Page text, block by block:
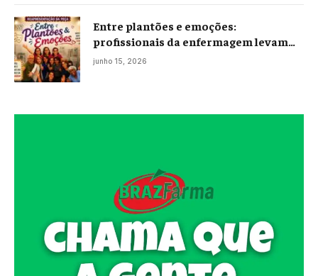
Entre plantões e emoções:
profissionais da enfermagem levam
histórias reais ao palco em Campos
junho 15, 2026